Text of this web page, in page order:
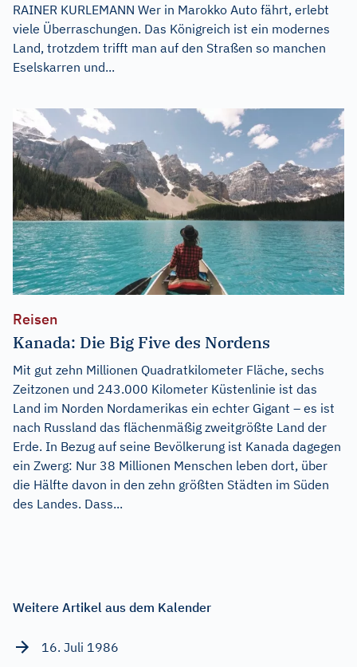
RAINER KURLEMANN Wer in Marokko Auto fährt, erlebt
viele Überraschungen. Das Königreich ist ein modernes
Land, trotzdem trifft man auf den Straßen so manchen
Eselskarren und...
Reisen
Kanada: Die Big Five des Nordens
Mit gut zehn Millionen Quadratkilometer Fläche, sechs
Zeitzonen und 243.000 Kilometer Küstenlinie ist das
Land im Norden Nordamerikas ein echter Gigant – es ist
nach Russland das flächenmäßig zweitgrößte Land der
Erde. In Bezug auf seine Bevölkerung ist Kanada dagegen
ein Zwerg: Nur 38 Millionen Menschen leben dort, über
die Hälfte davon in den zehn größten Städten im Süden
des Landes. Dass...
Weitere Artikel aus dem Kalender
16. Juli 1986